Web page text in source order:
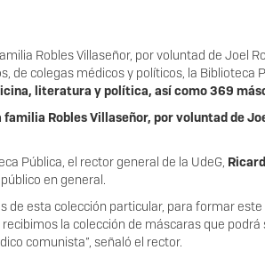
Robles Villaseñor, por voluntad de Joel
de colegas médicos y políticos, la Biblioteca
literatura y política, así como 369
Robles Villaseñor, por voluntad de
Pública, el rector general de la UdeG,
en general.
de esta colección particular, para formar
la colección de máscaras que
comunista”, señaló el rector.